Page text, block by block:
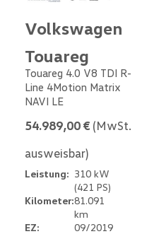
Volkswagen
Touareg
Touareg 4.0 V8 TDI R-
Line 4Motion Matrix
NAVI LE
54.989,00 € (MwSt.
ausweisbar)
Leistung: 310 kW
(421 PS)
Kilometer:81.091
km
EZ:
09/2019